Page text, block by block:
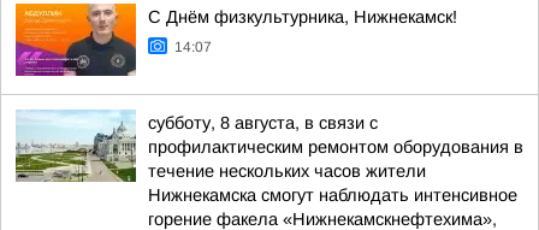
С Днём физкультурника, Нижнекамск!
14:07
субботу, 8 августа, в связи с
профилактическим ремонтом оборудования в
течение нескольких часов жители
Нижнекамска смогут наблюдать интенсивное
горение факела «Нижнекамскнефтехима»,